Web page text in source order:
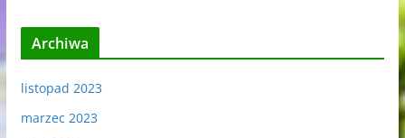
Archiwa
listopad 2023
marzec 2023